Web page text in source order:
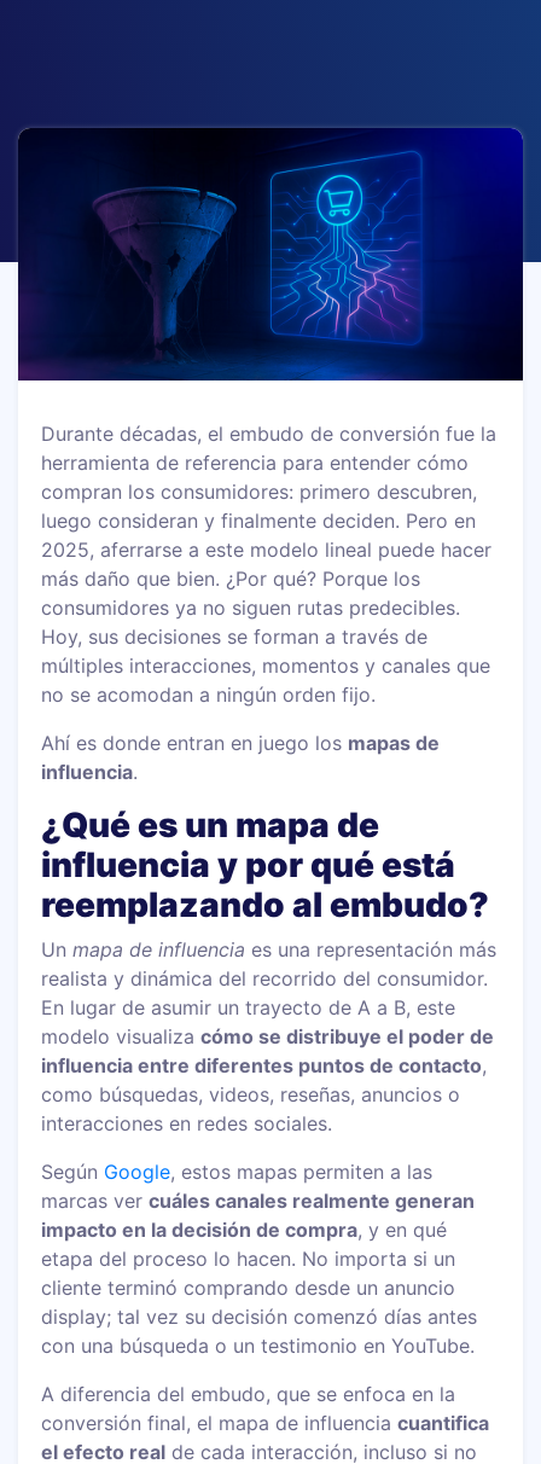
Durante décadas, el embudo de conversión fue la
herramienta de referencia para entender cómo
compran los consumidores: primero descubren,
luego consideran y finalmente deciden. Pero en
2025, aferrarse a este modelo lineal puede hacer
más daño que bien. ¿Por qué? Porque los
consumidores ya no siguen rutas predecibles.
Hoy, sus decisiones se forman a través de
múltiples interacciones, momentos y canales que
no se acomodan a ningún orden fijo.
Ahí es donde entran en juego los mapas de
influencia.
¿Qué es un mapa de
influencia y por qué está
reemplazando al embudo?
Unmapa de influencia es una representación más
realista y dinámica del recorrido del consumidor.
En lugar de asumir un trayecto de A a B, este
modelo visualizacómo se distribuye el poder de
influencia entre diferentes puntos de contacto,
como búsquedas, videos, reseñas, anuncios o
interacciones en redes sociales.
Según Google, estos mapas permiten a las
marcas vercuáles canales realmente generan
impacto en la decisión de compra, y en qué
etapa del proceso lo hacen. No importa si un
cliente terminó comprando desde un anuncio
display; tal vez su decisión comenzó días antes
con una búsqueda o un testimonio en YouTube.
A diferencia del embudo, que se enfoca en la
conversión final, el mapa de influenciacuantifica
el efecto real de cada interacción, incluso si no